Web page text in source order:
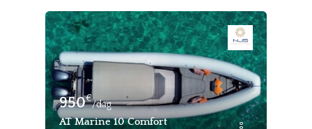
950€
/dag
AT Marine 10 Comfort